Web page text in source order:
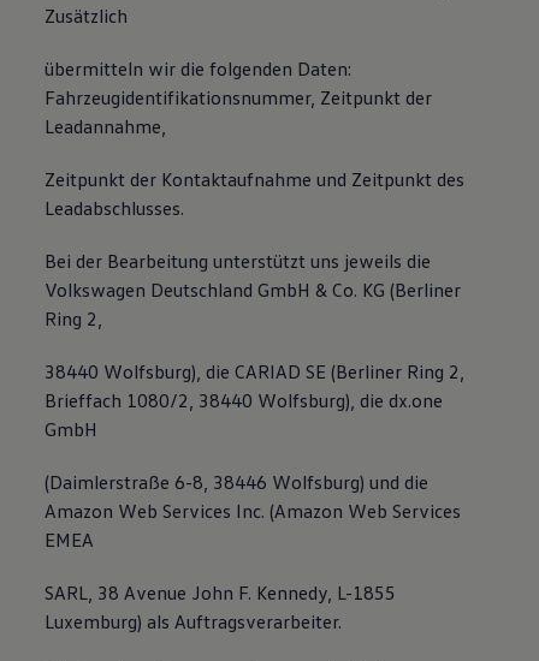
Zusätzlich
übermitteln wir die folgenden Daten:
Fahrzeugidentifikationsnummer, Zeitpunkt der
Leadannahme,
Zeitpunkt der Kontaktaufnahme und Zeitpunkt des
Leadabschlusses.
Bei der Bearbeitung unterstützt uns jeweils die
Volkswagen Deutschland GmbH & Co. KG (Berliner
Ring 2,
38440 Wolfsburg), die CARIAD SE (Berliner Ring 2,
Brieffach 1080/2, 38440 Wolfsburg), die dx.one
GmbH
(Daimlerstraße 6-8, 38446 Wolfsburg) und die
Amazon Web Services Inc. (Amazon Web Services
EMEA
SARL, 38 Avenue John F. Kennedy, L-1855
Luxemburg) als Auftragsverarbeiter.